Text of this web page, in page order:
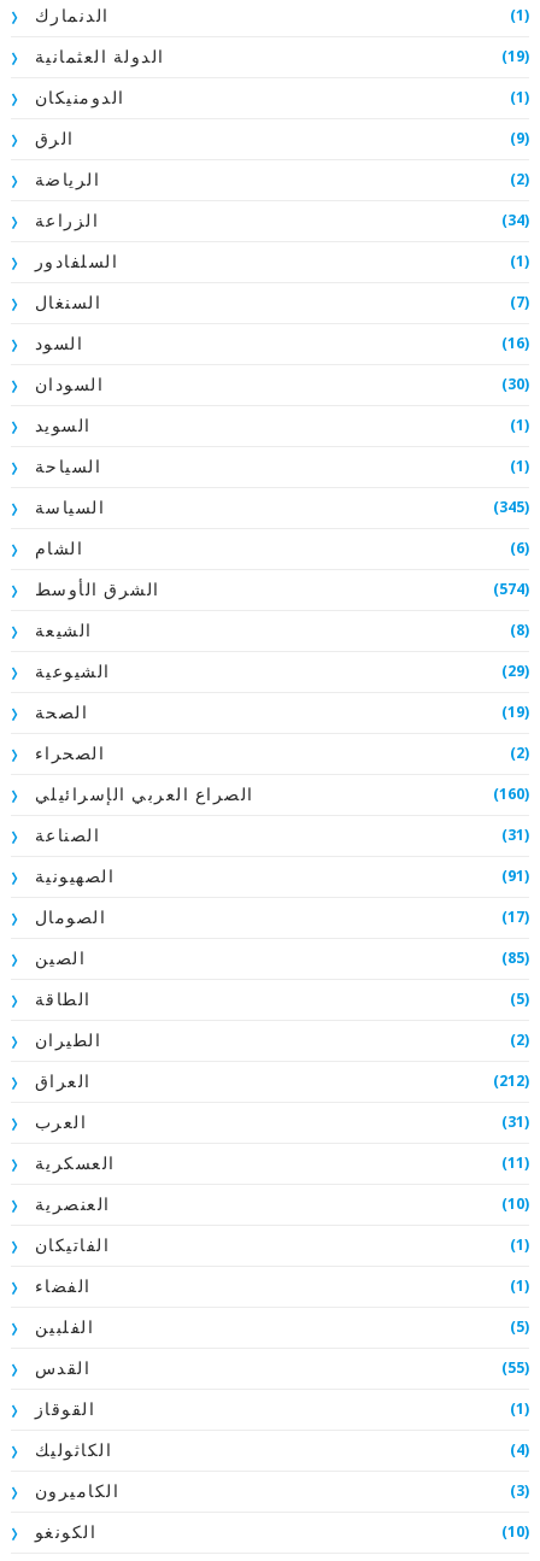
الدنمارك (1)
الدولة العثمانية (19)
الدومنيكان (1)
الرق (9)
الرياضة (2)
الزراعة (34)
السلفادور (1)
السنغال (7)
السود (16)
السودان (30)
السويد (1)
السياحة (1)
السياسة (345)
الشام (6)
الشرق الأوسط (574)
الشيعة (8)
الشيوعية (29)
الصحة (19)
الصحراء (2)
الصراع العربي الإسرائيلي (160)
الصناعة (31)
الصهيونية (91)
الصومال (17)
الصين (85)
الطاقة (5)
الطيران (2)
العراق (212)
العرب (31)
العسكرية (11)
العنصرية (10)
الفاتيكان (1)
الفضاء (1)
الفلبين (5)
القدس (55)
القوقاز (1)
الكاثوليك (4)
الكاميرون (3)
الكونغو (10)